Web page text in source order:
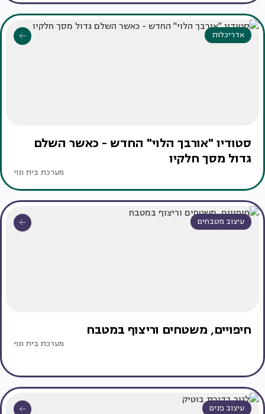
אדריכלות
סטודיו "אורבך הלוי" החדש - כאשר השלם
גדול מסך חלקיו
מערכת בית ונוי
עיצוב מטבחים
חיפויים, משטחים וריצוף במטבח
מערכת בית ונוי
עיצוב פנים